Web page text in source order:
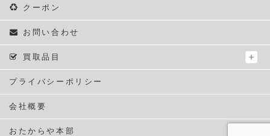
クーポン
お問い合わせ
買取品目
プライバシーポリシー
会社概要
おたからや本部